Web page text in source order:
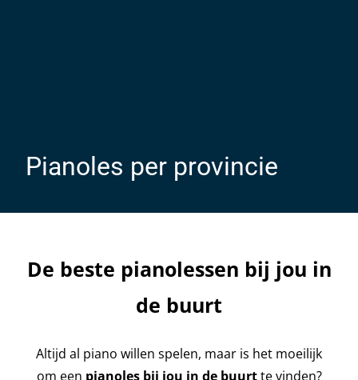
Pianoles per provincie
De beste pianolessen bij jou in
de buurt
Altijd al piano willen spelen, maar is het moeilijk
om een pianoles bij jou in de buurtte vinden?